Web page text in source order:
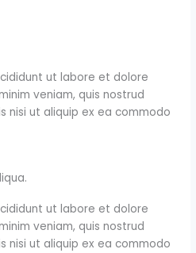
ut labore et dolore
veniam, quis nostrud
nisi ut aliquip ex ea commodo
ut labore et dolore
veniam, quis nostrud
nisi ut aliquip ex ea commodo